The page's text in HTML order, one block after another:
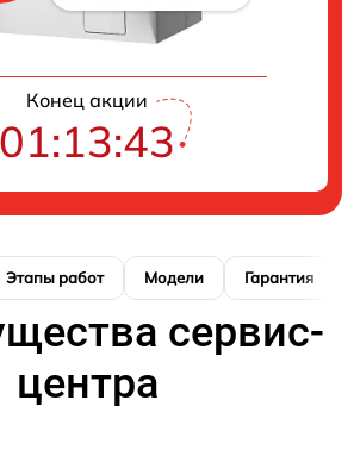
Конец акции
01:13:42
Этапы работ Модели Гарантия
сервис-
центра